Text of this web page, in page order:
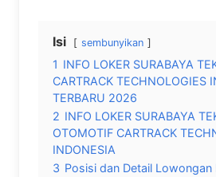
Isi sembunyikan
1 INFO LOKER SURABAYA
CARTRACK TECHNOLOGIES
TERBARU 2026
2 INFO LOKER SURABAYA
OTOMOTIF CARTRACK
INDONESIA
3 Posisi dan Detail Lowongan